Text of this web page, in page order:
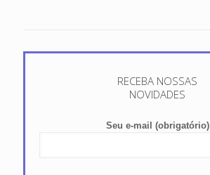
RECEBA NOSSAS
NOVIDADES
Seu e-mail (obrigatório)